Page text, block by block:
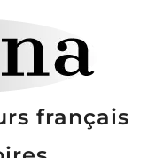
français